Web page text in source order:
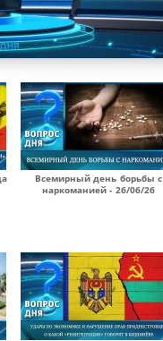
Всемирный день борьбы с
наркоманией - 26/06/26